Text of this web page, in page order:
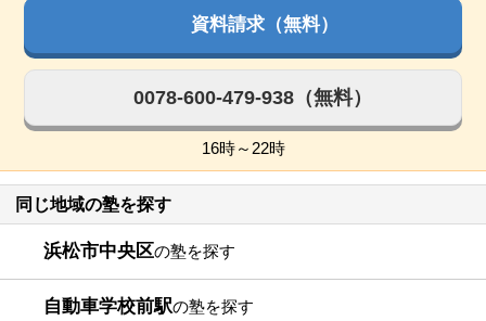
資料請求（無料）
0078-600-479-938（無料）
16時～22時
同じ地域の塾を探す
浜松市中央区の塾を探す
自動車学校前駅の塾を探す